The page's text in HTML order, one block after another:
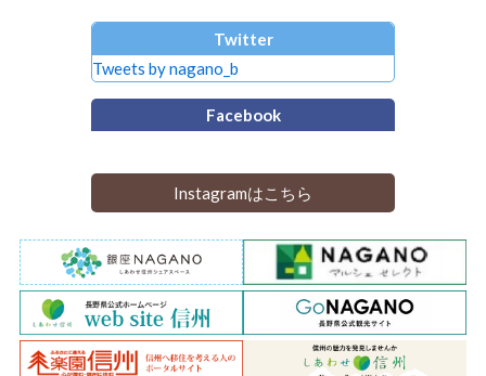
Twitter
Tweets by nagano_b
Facebook
Instagramはこちら